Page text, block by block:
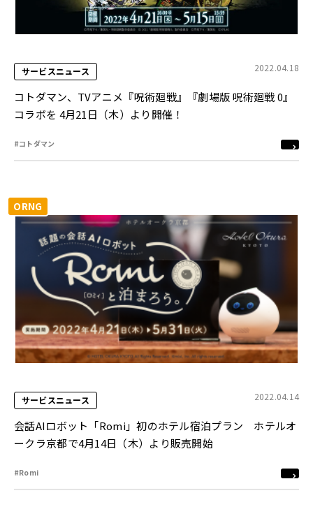
サービスニュース 2022.04.18
コトダマン、TVアニメ『呪術廻戦』『劇場版 呪術廻戦 0』
コラボを 4月21日（木）より開催！
#コトダマン
ORNG
サービスニュース 2022.04.14
会話AIロボット「Romi」初のホテル宿泊プラン ホテルオ
ークラ京都で4月14日（木）より販売開始
#Romi